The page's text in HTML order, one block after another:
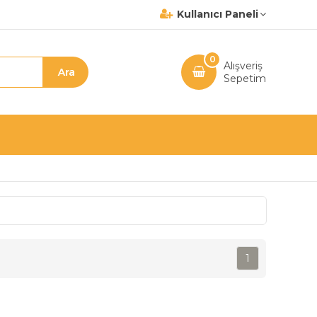
Kullanıcı Paneli
Alışveriş
Sepetim
0
1